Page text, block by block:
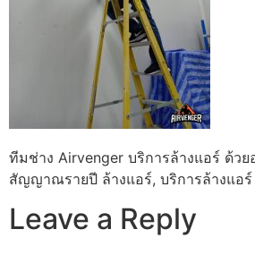
ทีมช่าง Airvenger บริการล้างแอร์ ด้ว
สัญญาณรายปี ล้างแอร์, บริการล้างแอร์
Leave a Reply